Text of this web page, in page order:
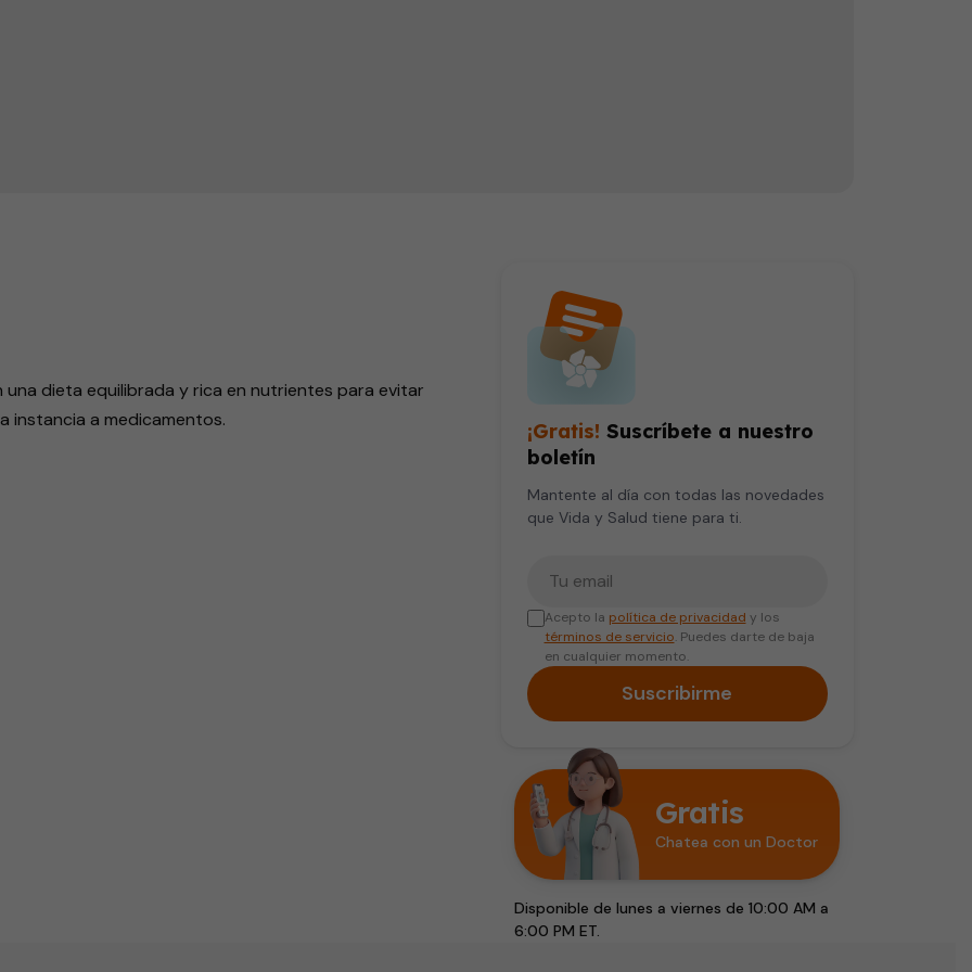
dieta equilibrada y rica en nutrientes para evitar
instancia a medicamentos.
¡Gratis! Suscríbete a nuestro
boletín
Mantente al día con todas las novedades
que Vida y Salud tiene para ti.
Acepto la política de privacidad y los
términos de servicio. Puedes darte de baja
en cualquier momento.
Suscribirme
Gratis
Chatea con un Doctor
Disponible de lunes a viernes de 10:00 AM a
6:00 PM ET.